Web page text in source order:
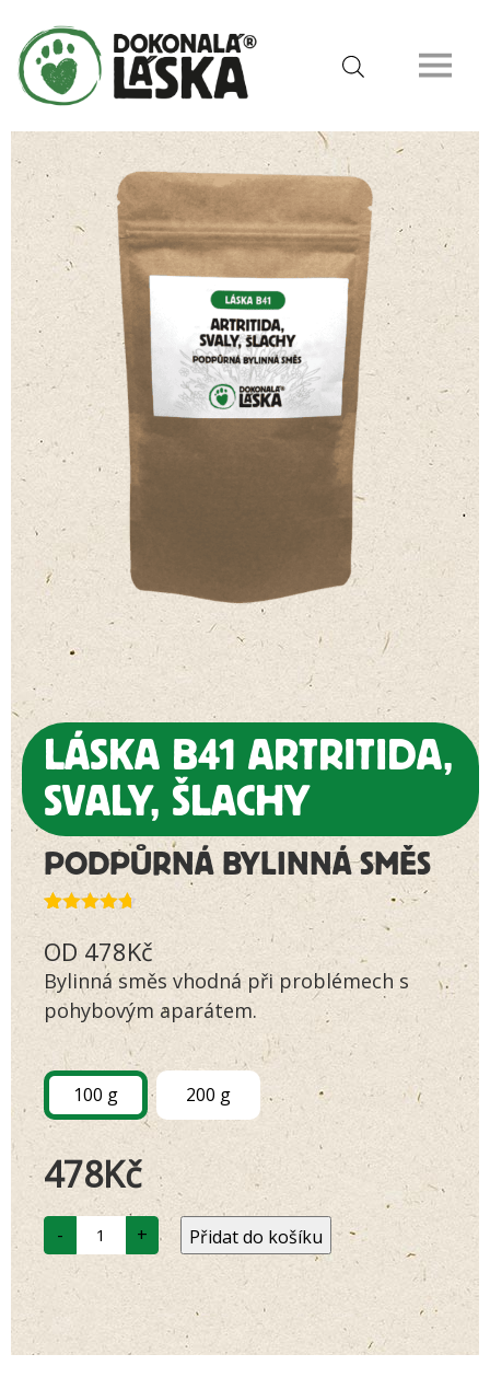
LÁSKA B41 ARTRITIDA,
SVALY, ŠLACHY
PODPŮRNÁ BYLINNÁ SMĚS
Hodnoceno
4.64z 5
na základě
hodnocení
zákazníků
OD 478Kč
Bylinná směs vhodná při problémech s
pohybovým aparátem.
100 g 200 g
478Kč
- LÁSKA
B41
ARTRITIDA-
SVALY-
ŠLACHY
množství
+ Přidat do košíku